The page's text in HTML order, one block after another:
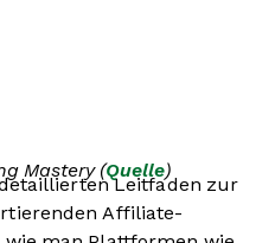
Mastery (Quelle)
Leitfaden zur
Affiliate-